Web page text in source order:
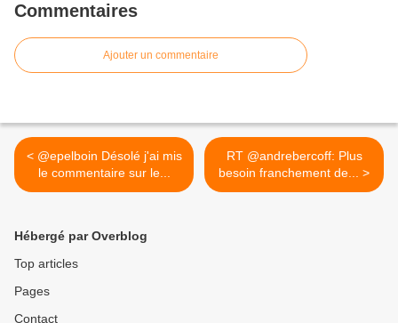
Commentaires
Ajouter un commentaire
< @epelboin Désolé j'ai mis
le commentaire sur le...
RT @andrebercoff: Plus
besoin franchement de... >
Hébergé par Overblog
Top articles
Pages
Contact